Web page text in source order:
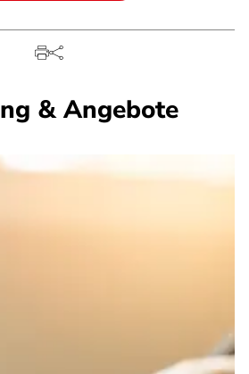
& Angebote